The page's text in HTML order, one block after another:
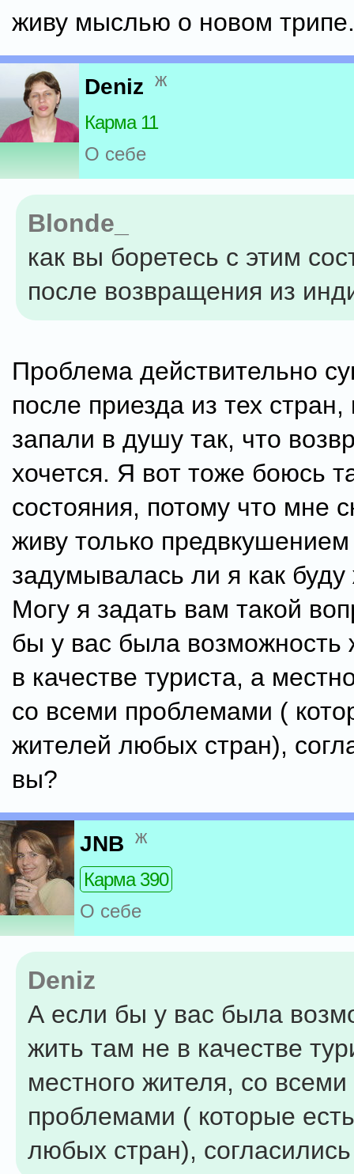
живу мыслью о новом
Deniz ж
Карма 11
О себе
Blonde_
как вы боретесь с этим
после возвращения из
Проблема действительно
после приезда из тех стран,
запали в душу так, что
хочется. Я вот тоже боюсь
состояния, потому что мне
живу только
задумывалась ли я как
Могу я задать вам такой
бы у вас была возможность
в качестве туриста, а
со всеми проблемами (
жителей любых стран),
вы?
JNB ж
Карма 390
О себе
Deniz
А если бы у вас была
жить там не в качестве
местного жителя, со всеми
проблемами ( которые
любых стран),